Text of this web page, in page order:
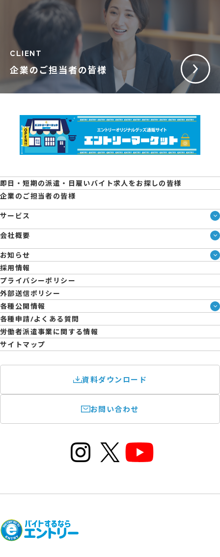
企業のご担当者の皆様
CLIENT
即日・短期の派遣・日雇いバイト求人をお探しの皆様
企業のご担当者の皆様
サービス
サービス一覧
即日・単発のバイト探しは「スマジョブ」
エントリーマーケット
会社概要
会社概要
メディア情報
人材派遣について
コーポレートガバナンス
拠点一覧
日雇派遣の原則禁止について
エントリーのサポートについて
お知らせ
ブログ
企業様向けお役立ちブログ
採用情報
プライバシーポリシー
外部送信ポリシー
各種公開情報
ハラスメント防止・対策方針
育児休業取得率および職場復帰率報告書
各種申請/よくある質問
労働者派遣事業に関する情報
サイトマップ
資料ダウンロード
お問い合わせ